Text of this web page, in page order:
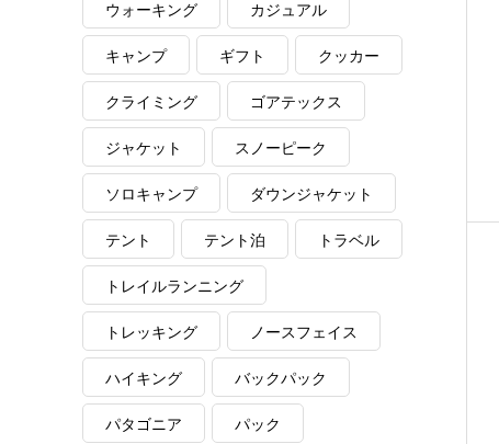
ウォーキング カジュアル
キャンプ ギフト クッカー
クライミング ゴアテックス
ジャケット スノーピーク
ソロキャンプ ダウンジャケット
テント テント泊 トラベル
トレイルランニング
トレッキング ノースフェイス
ハイキング バックパック
パタゴニア パック